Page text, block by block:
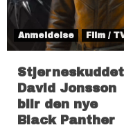
Anmeldelse Film /
Stjerneskuddet
David Jonsson
blir den nye
Black Panther